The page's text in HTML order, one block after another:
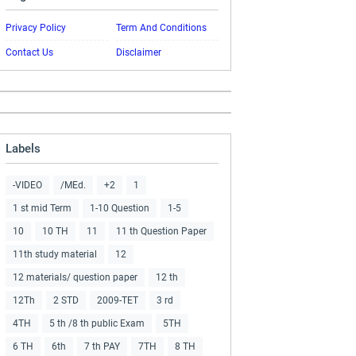
Privacy Policy Term And Conditions
Contact Us Disclaimer
Labels
-VIDEO /MEd. +2 1
1 st mid Term 1-10 Question 1-5
10 10 TH 11 11 th Question Paper
11th study material 12
12 materials/ question paper 12 th
12Th 2 STD 2009-TET 3 rd
4TH 5 th /8 th public Exam 5TH
6 TH 6th 7 th PAY 7TH 8 TH